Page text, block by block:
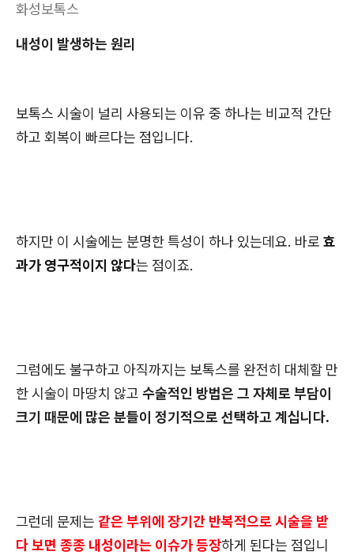
화성보톡스
내성이 발생하는 원리
보톡스 시술이 널리 사용되는 이유 중 하나는 비교적 간단
하고 회복이 빠르다는 점입니다.
하지만 이 시술에는 분명한 특성이 하나 있는데요. 바로 효
과가 영구적이지 않다는 점이죠.
그럼에도 불구하고 아직까지는 보톡스를 완전히 대체할 만
한 시술이 마땅치 않고 수술적인 방법은 그 자체로 부담이
크기 때문에 많은 분들이 정기적으로 선택하고 계십니다.
그런데 문제는 같은 부위에 장기간 반복적으로 시술을 받
다 보면 종종 내성이라는 이슈가 등장하게 된다는 점입니